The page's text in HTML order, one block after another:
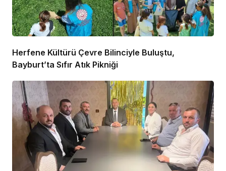
Herfene Kültürü Çevre Bilinciyle Buluştu,
Bayburt’ta Sıfır Atık Pikniği